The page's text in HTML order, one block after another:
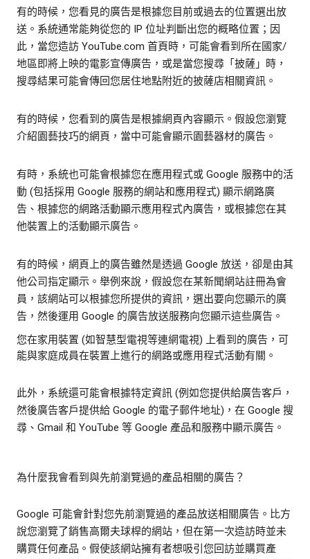
有的時候，您看見的廣告是根據您目前或過去的位置選出放
送。系統通常能夠從您的 IP 位址判斷出您的概略位置；因
此，當您造訪 YouTube.com 首頁時，可能會看到所在國家/
地區即將上映的電影宣傳廣告，或是當您搜尋「披薩」時，
搜尋結果可能會傳回您居住地點附近的披薩店相關資訊。
有的時候，您看到的廣告是根據網頁內容顯示。假設您瀏覽
介紹園藝技巧的網頁，當中可能會顯示園藝器材的廣告。
有時，系統也可能會根據您在應用程式或 Google 服務中的活
動 (包括採用 Google 服務的網站和應用程式) 顯示網路廣
告、根據您的網路活動顯示應用程式內廣告，或根據您在其
他裝置上的活動顯示廣告。
有的時候，網頁上的廣告雖然是透過 Google 放送，卻是由其
他公司指定顯示。舉例來說，假設您在某新聞網站註冊為會
員，該網站可以根據您所提供的資訊，選出要向您顯示的廣
告，然後運用 Google 的廣告放送服務向您顯示這些廣告。
您在家用裝置 (如智慧型電視等連網電視) 上看到的廣告，可
能與家庭成員在裝置上進行的網路或應用程式活動有關。
此外，系統還可能會根據特定資訊 (例如您提供給廣告客戶，
然後廣告客戶提供給 Google 的電子郵件地址)，在 Google 搜
尋、Gmail 和 YouTube 等 Google 產品和服務中顯示廣告。
為什麼我會看到與先前瀏覽過的產品相關的廣告？
Google 可能會針對您先前瀏覽過的產品放送相關廣告。比方
說您瀏覽了銷售高爾夫球桿的網站，但在第一次造訪時並未
購買任何產品。假使該網站擁有者想吸引您回訪並購買產